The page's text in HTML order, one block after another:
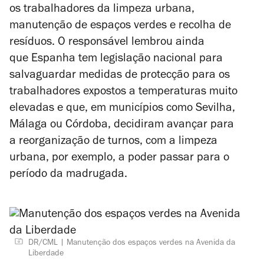
os trabalhadores da limpeza urbana,
manutenção de espaços verdes e recolha de
resíduos. O responsável lembrou ainda
que Espanha tem legislação nacional para
salvaguardar medidas de protecção para os
trabalhadores expostos a temperaturas muito
elevadas e que, em municípios como Sevilha,
Málaga ou Córdoba, decidiram avançar para
a reorganização de turnos, com a limpeza
urbana, por exemplo, a poder passar para o
período da madrugada.
DR/CML
Manutenção dos espaços verdes na Avenida da
Liberdade